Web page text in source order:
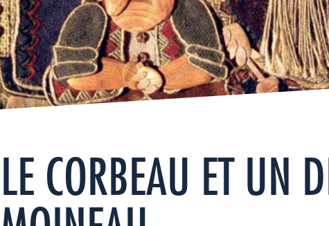
LE CORBEAU ET UN